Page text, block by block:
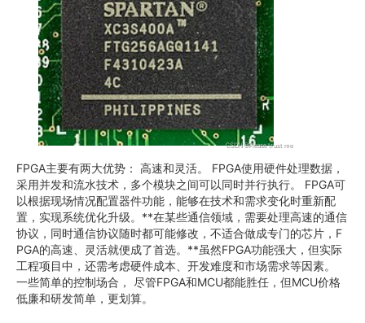
FPGA主要有两大优势： 高速和灵活。 FPGA使用硬件处理数据，
采用并发和流水技术，多个模块之间可以同时并行执行。 FPGA可
以根据现场情况配置器件功能，能够在技术和需求变化时重新配
置，实现系统优化升级。**在某些通信领域，需要处理高速的通信
协议，同时通信协议随时都可能修改，不适合做成专门的芯片，F
PGA的高速、灵活就便成了首选。**虽然FPGA功能强大，但实际
工程项目中，还需考虑硬件成本、开发难度和市场需求等因素。
一些简单的控制场合， 尽管FPGA和MCU都能胜任，但MCU价格
低廉和研发简单，更划算。